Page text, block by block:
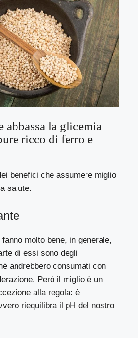
abbassa la glicemia
ricco di ferro e
benefici che assumere miglio
salute.
molto bene, in generale,
di essi sono degli
andrebbero consumati con
Però il miglio è un
alla regola: è
riequilibra il pH del nostro